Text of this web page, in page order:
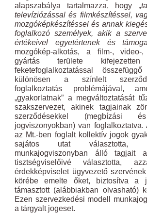
alapszabálya tartalmazza, hogy
televíziózással és filmkészítéssel,
mozgóképkészítéssel és annak
foglalkozó személyek, akik a
értékeivel egyetértenek és
mozgókép-alkotás, a film-, video-,
gyártás területe
feketefoglalkoztatással összefüggő
különösen a színlelt
foglalkoztatás problémájával,
„gyakorlatnak” a megváltoztatását
szakszervezet, akinek tagjainak
szerződésekkel (megbízási
jogviszonyokban) van foglalkoztatva.
az Mt.-ben foglalt kollektív jogok
sajátos utat választotta,
munkajogviszonyban álló tagjait
tisztségviselőivé választotta,
érdekképviselet ügyvezető
körébe emelte őket, biztosítva a
támasztott (alábbiakban olvasható)
Ezen szervezkedési modell
a tárgyalt jogeset.